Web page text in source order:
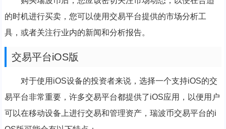
的时机进行买卖，您可以使用交易平台提供的市场分析工
具，或者关注行业内的新闻和分析报告。
交易平台iOS版
对于使用iOS设备的投资者来说，选择一个支持iOS的交
易平台非常重要，许多交易平台都提供了iOS应用，以便用户
可以在移动设备上进行交易和管理资产，瑞波币交易平台的i